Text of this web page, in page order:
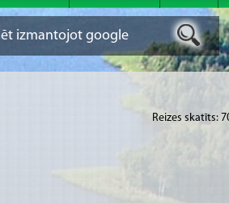
Reizes skatīts: